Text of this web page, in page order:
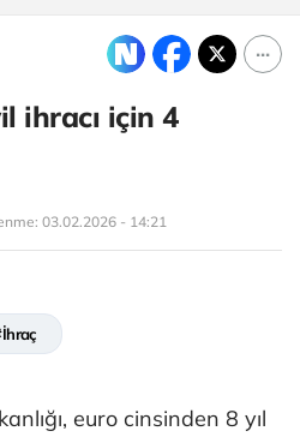
ihracı için 4
03.02.2026 - 14:21
euro cinsinden 8 yıl